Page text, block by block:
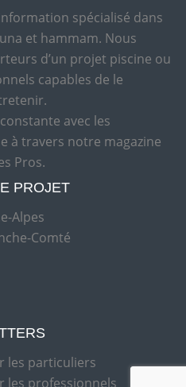
spécialisé dans
et hammam. Nous
d’un projet piscine ou
capables de le
avec les
à travers notre magazine
Pros.
PROJET
Alpes
Comté
les particuliers
les professionnels